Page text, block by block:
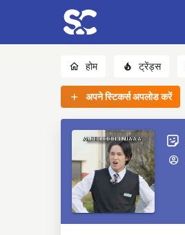
होम ट्रेंड्स
अपने स्टिकर्स अपलोड करें